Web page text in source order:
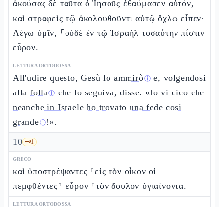
ἀκούσας δὲ ταῦτα ὁ Ἰησοῦς ἐθαύμασεν αὐτόν,
καὶ στραφεὶς τῷ ἀκολουθοῦντι αὐτῷ ὄχλῳ εἶπεν·
Λέγω ὑμῖν, ⸀οὐδὲ ἐν τῷ Ἰσραὴλ τοσαύτην πίστιν
εὗρον.
LETTURA ORTODOSSA
All'udire questo, Gesù lo ammiròⓘ e, volgendosi
alla follaⓘ che lo seguiva, disse: «Io vi dico che
neanche in Israele ho trovato una fede così
grandeⓘ !».
10 🗝️1
GRECO
καὶ ὑποστρέψαντες ⸂εἰς τὸν οἶκον οἱ
πεμφθέντες⸃ εὗρον ⸀τὸν δοῦλον ὑγιαίνοντα.
LETTURA ORTODOSSA